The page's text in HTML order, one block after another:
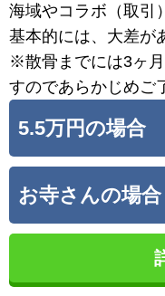
海域やコラボ（取引
基本的には、大差が
※散骨までには3ヶ
すのであらかじめご
5.5万円の場合
お寺さんの場合